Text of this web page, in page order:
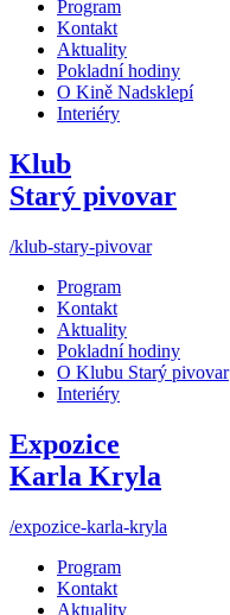
Program
Kontakt
Aktuality
Pokladní hodiny
O Kině Nadsklepí
Interiéry
Klub
Starý pivovar
/klub-stary-pivovar
Program
Kontakt
Aktuality
Pokladní hodiny
O Klubu Starý pivovar
Interiéry
Expozice
Karla Kryla
/expozice-karla-kryla
Program
Kontakt
Aktuality